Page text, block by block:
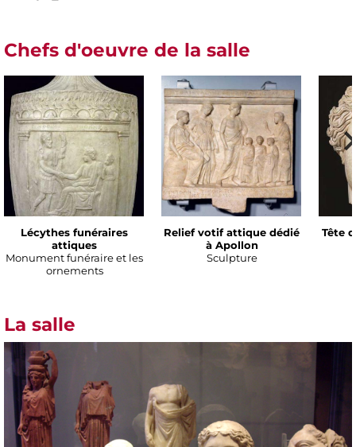
Chefs d'oeuvre de la salle
Lécythes funéraires
attiques
Monument funéraire et les
ornements
Relief votif attique dédié
à Apollon
Sculpture
Tête
La salle